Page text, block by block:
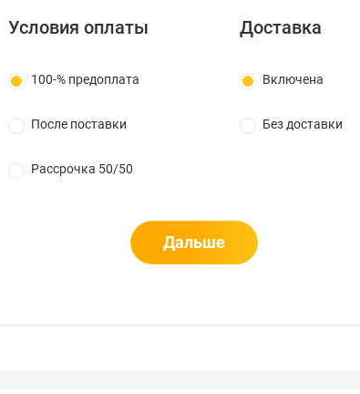
Условия оплаты
100-% предоплата
После поставки
Рассрочка 50/50
Доставка
Включена
Без доставки
Дальше